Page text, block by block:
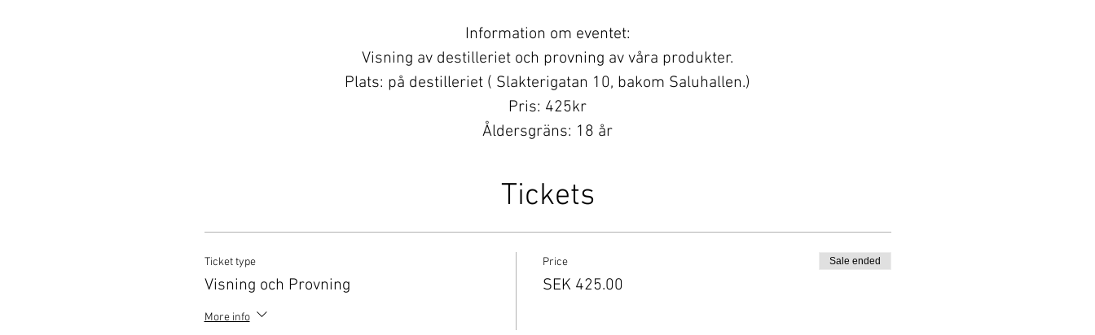
Information om eventet:
Visning av destilleriet och provning av våra produkter.
Plats: på destilleriet ( Slakterigatan 10, bakom Saluhallen.)
Pris: 425kr
Åldersgräns: 18 år
Vid köp av flera biljetter: uppge samtliga deltagares fullständiga namn.
Ändrade planer?
Möjligheten att ändra datum för din bokning finns i upp till 7 dagar före evenemanget äger rum. En
återbetalning är tillgänglig om du vill avboka din bokning minst 14 dagar före ditt besök. Vid frågor,
kontakta gärna oss på info@vasterasdestilleri.com.
Tickets
Ticket type
Visning och Provning
More info
Price
SEK 425.00
Sale ended